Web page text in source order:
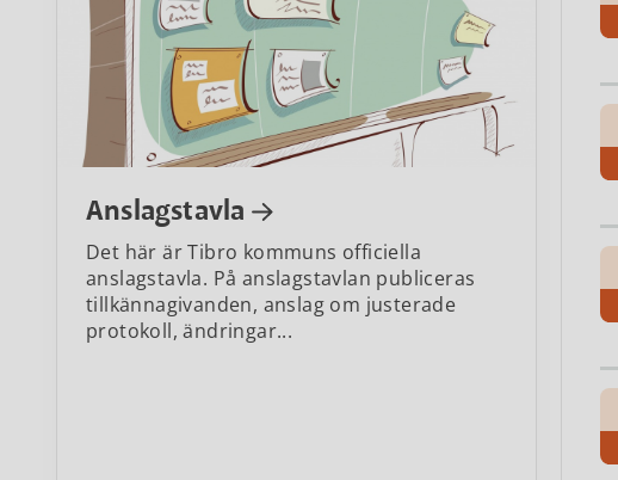
Anslagstavla
Det här är Tibro kommuns officiella
anslagstavla. På anslagstavlan publiceras
tillkännagivanden, anslag om justerade
protokoll, ändringar...